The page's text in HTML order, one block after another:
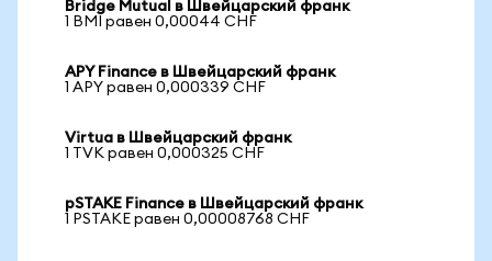
Bridge Mutual в Швейцарский франк
1 BMI равен 0,00044 CHF
APY Finance в Швейцарский франк
1 APY равен 0,000339 CHF
Virtua в Швейцарский франк
1 TVK равен 0,000325 CHF
pSTAKE Finance в Швейцарский франк
1 PSTAKE равен 0,00008768 CHF